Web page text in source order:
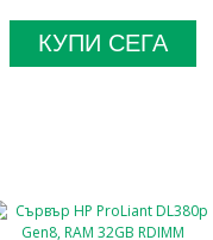
КУПИ СЕГА